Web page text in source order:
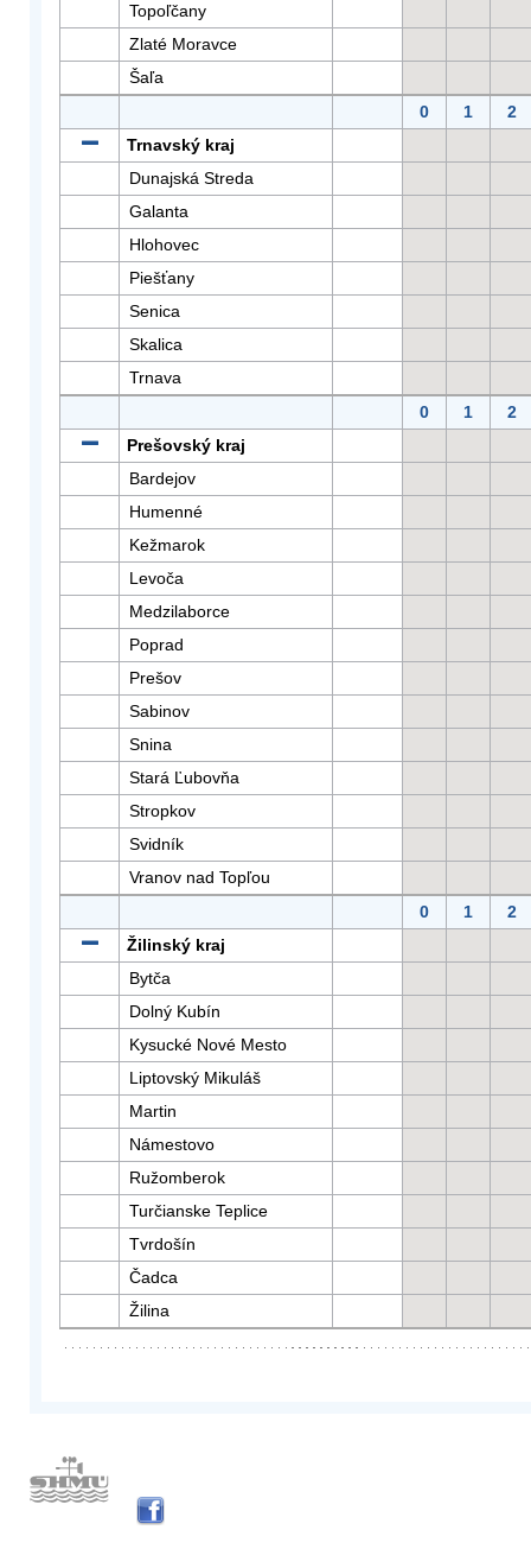
Topoľčany
Zlaté Moravce
Šaľa
0
1
2
Trnavský kraj
Dunajská Streda
Galanta
Hlohovec
Piešťany
Senica
Skalica
Trnava
0
1
2
Prešovský kraj
Bardejov
Humenné
Kežmarok
Levoča
Medzilaborce
Poprad
Prešov
Sabinov
Snina
Stará Ľubovňa
Stropkov
Svidník
Vranov nad Topľou
0
1
2
Žilinský kraj
Bytča
Dolný Kubín
Kysucké Nové Mesto
Liptovský Mikuláš
Martin
Námestovo
Ružomberok
Turčianske Teplice
Tvrdošín
Čadca
Žilina